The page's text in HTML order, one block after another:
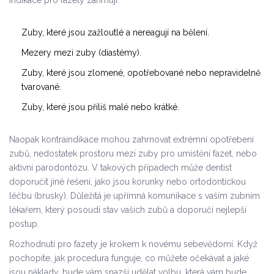
Zuby, které jsou zažloutlé a nereagují na bělení.
Mezery mezi zuby (diastémy).
Zuby, které jsou zlomené, opotřebované nebo nepravidelně
tvarované.
Zuby, které jsou příliš malé nebo krátké.
Naopak kontraindikace mohou zahrnovat extrémní opotřebení
zubů, nedostatek prostoru mezi zuby pro umístění fazet, nebo
aktivní parodontózu. V takových případech může dentist
doporučit jiné řešení, jako jsou korunky nebo ortodontickou
léčbu (brusky). Důležitá je upřímná komunikace s vaším zubním
lékařem, který posoudí stav vašich zubů a doporučí nejlepší
postup.
Rozhodnutí pro fazety je krokem k novému sebevědomí. Když
pochopíte, jak procedura funguje, co můžete očekávat a jaké